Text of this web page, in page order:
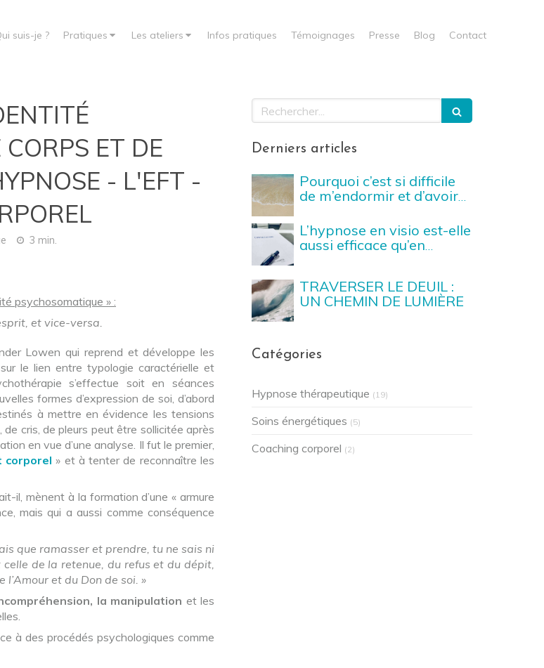
suis-je ? Pratiques Les ateliers Infos pratiques Témoignages Presse Blog Contact
ET DE
- L'EFT -
3 min.
psychosomatique » :
et vice-versa.
Lowen qui reprend et développe les
le lien entre typologie caractérielle et
s’effectue soit en séances
formes d’expression de soi, d’abord
à mettre en évidence les tensions
de cris, de pleurs peut être sollicitée après
en vue d’une analyse. Il fut le premier,
corporel» et à tenter de reconnaître les
il, mènent à la formation d’une « armure
mais qui a aussi comme conséquence
que ramasser et prendre, tu ne sais ni
de la retenue, du refus et du dépit,
et du Don de soi. »
la manipulation et les
à des procédés psychologiques comme
Rechercher
Derniers articles
Pourquoi c’est si difficile
de m’endormir et d’avoir
récupérateur ?
L’hypnose en visio est-elle
aussi efficace qu’en
lancer
TRAVERSER LE DEUIL :
UN CHEMIN DE LUMIÈRE
Catégories
Hypnose thérapeutique (19)
Soins énergétiques (5)
Coaching corporel (2)